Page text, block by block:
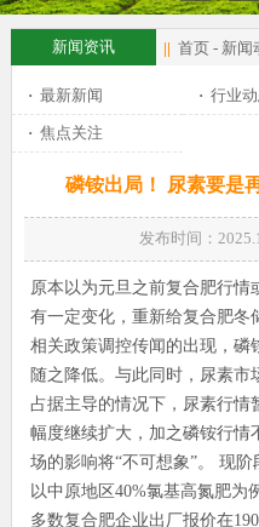
新闻资讯 || 首页- 新闻
· 最新新闻 · 行业
· 焦点关注
磷铵出局！ 尿素要是
发布时间：
原本以为元旦之前复合肥行情
有一定变化，重新给复合肥冬
相关政策调控传闻的出现，磷
随之降低。与此同时，尿素
占据主导的情况下，尿素行情
幅度继续扩大，加之磷铵行情
场的影响将“不可想象”。 现
以中原地区40%氯基高氮肥为
多数复合肥企业出厂报价在